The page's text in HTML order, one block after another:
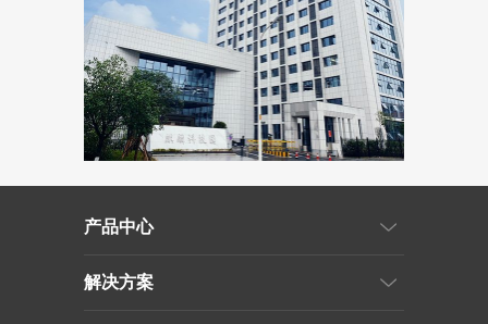
产品中心
解决方案